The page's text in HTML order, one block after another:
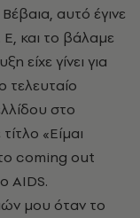
Βέβαια, αυτό έγινε
και το βάλαμε
είχε γίνει για
τελευταίο
στο
«Είμαι
coming out
AIDS.
μου όταν το